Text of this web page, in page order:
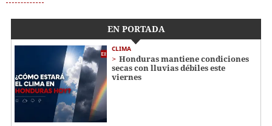
EN PORTADA
CLIMA
Honduras mantiene condiciones
secas con lluvias débiles este
viernes